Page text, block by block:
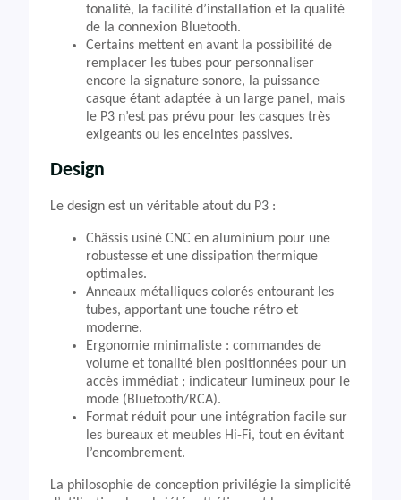
tonalité, la facilité d’installation et la qualité
de la connexion Bluetooth.
Certains mettent en avant la possibilité de
remplacer les tubes pour personnaliser
encore la signature sonore, la puissance
casque étant adaptée à un large panel, mais
le P3 n’est pas prévu pour les casques très
exigeants ou les enceintes passives.
Design
Le design est un véritable atout du P3 :
Châssis usiné CNC en aluminium pour une
robustesse et une dissipation thermique
optimales.
Anneaux métalliques colorés entourant les
tubes, apportant une touche rétro et
moderne.
Ergonomie minimaliste : commandes de
volume et tonalité bien positionnées pour un
accès immédiat ; indicateur lumineux pour le
mode (Bluetooth/RCA).
Format réduit pour une intégration facile sur
les bureaux et meubles Hi-Fi, tout en évitant
l’encombrement.
La philosophie de conception privilégie la simplicité